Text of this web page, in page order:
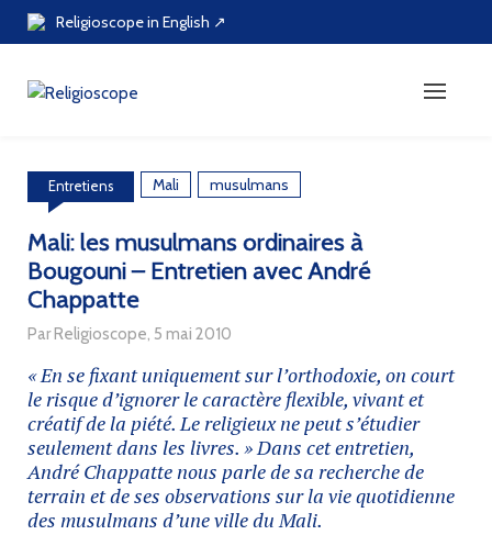
Skip
Religioscope in English ↗
Entretiens Mali musulmans
Mali: les musulmans ordinaires à
Bougouni – Entretien avec André
Chappatte
Par Religioscope, 5 mai 2010
« En se fixant uniquement sur l’orthodoxie, on court
le risque d’ignorer le caractère flexible, vivant et
créatif de la piété. Le religieux ne peut s’étudier
seulement dans les livres. » Dans cet entretien,
André Chappatte nous parle de sa recherche de
terrain et de ses observations sur la vie quotidienne
des musulmans d’une ville du Mali.